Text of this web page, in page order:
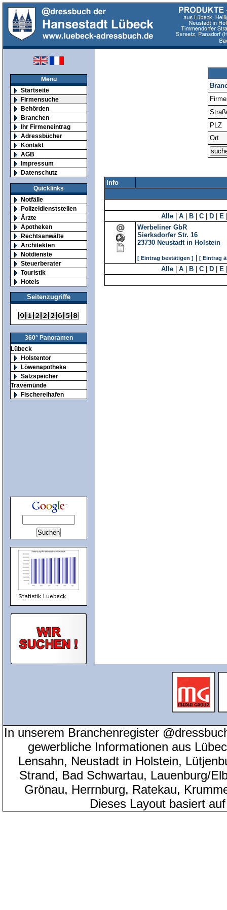
Menu
Startseite
Firmensuche
Behörden
Branchen
Ihr Firmeneintrag
Adressbücher
Kontakt
AGB
Impressum
Datenschutz
Quicklinks
Notfälle
Polizeidienststellen
Ärzte
Apotheken
Rechtsanwälte
Architekten
Notdienste
Steuerberater
Touristik
Hotels
Seitenzugriffe
360° Panoramen
Lübeck
Holstentor
Löwenapotheke
Salzspeicher
Travemünde
Fischereihafen
PLZ
Ort
Info
Alle A B C D E
Werbeliner GbR
Sierksdorfer Str. 16
23730 Neustadt in Holstein
[ Eintrag bestätigen ] [ Eintrag
Alle A B C D E
In unserem Branchenregister
gewerbliche Informationen aus
Lensahn, Neustadt in Holstein,
Strand, Bad Schwartau, Lauenburg/
Grönau, Herrnburg, Ratekau,
Dieses Layout basiert